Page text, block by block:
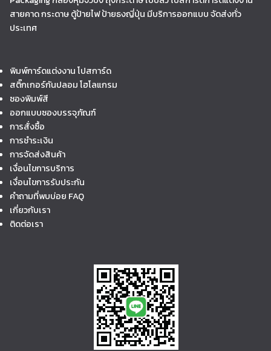
สายคาด กระดาษ ตู้ป้ายไฟ ป้ายธงญี่ปุ่น มีบริการออกแบบ จัดส่งทั่ว
ประเทศ
พิมพ์การ์ดแต่งงาน โปสการ์ด
สติ๊กเกอร์กันปลอม โฮโลแกรม
ซองพิมพ์สี
ออกแบบซองบรรจุภัณฑ์
การสั่งซื้อ
การชำระเงิน
การจัดส่งสินค้า
เงื่อนไขการบริการ
เงื่อนไขการรับประกัน
คำถามที่พบบ่อย FAQ
เกี่ยวกับเรา
ติดต่อเรา